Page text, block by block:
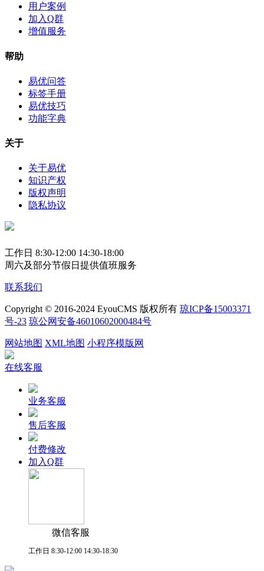
用户案例
加入Q群
增值服务
帮助
易优问答
标签手册
易优技巧
功能字典
关于
关于易优
知识产权
版权声明
隐私协议
工作日 8:30-12:00 14:30-18:00
周六及部分节假日提供值班服务
联系我们
Copyright © 2016-2024 EyouCMS 版权所有 琼ICP备15003371
号-23 琼公网安备46010602000484号
网站地图 XML地图 小程序模版网
在线客服
业务客服
售后客服
付费修改
加入Q群
微信客服
工作日 8:30-12:00 14:30-18:30